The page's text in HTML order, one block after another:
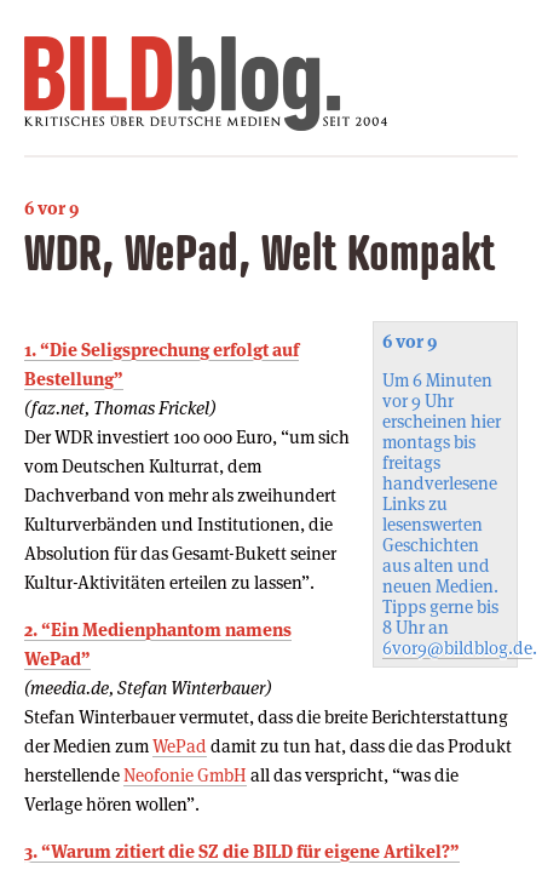
6 vor 9
WDR, WePad, Welt Kompakt
6 vor 9
Um 6 Minuten
vor 9 Uhr
erscheinen hier
montags bis
freitags
handverlesene
Links zu
lesenswerten
Geschichten
aus alten und
neuen Medien.
Tipps gerne bis
8 Uhr an
6vor9@bildblog.de.
1. “Die Seligsprechung erfolgt auf
Bestellung”
(faz.net, Thomas Frickel)
Der WDR investiert 100 000 Euro, “um sich
vom Deutschen Kulturrat, dem
Dachverband von mehr als zweihundert
Kulturverbänden und Institutionen, die
Absolution für das Gesamt-Bukett seiner
Kultur-Aktivitäten erteilen zu lassen”.
2. “Ein Medienphantom namens
WePad”
(meedia.de, Stefan Winterbauer)
Stefan Winterbauer vermutet, dass die breite Berichterstattung
der Medien zumWePad damit zu tun hat, dass die das Produkt
herstellendeNeofonie GmbH all das verspricht, “was die
Verlage hören wollen”.
3. “Warum zitiert die SZ die BILD für eigene Artikel?”